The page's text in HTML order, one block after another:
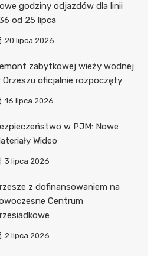
godziny odjazdów dla linii
od 25 lipca
20 lipca 2026
zabytkowej wieży wodnej
Orzeszu oficjalnie rozpoczęty
16 lipca 2026
w PJM: Nowe
Wideo
3 lipca 2026
z dofinansowaniem na
Centrum
2 lipca 2026